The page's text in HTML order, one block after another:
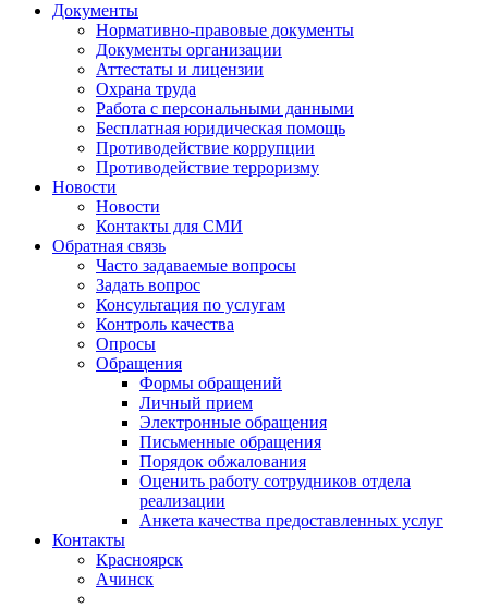
Документы
Нормативно-правовые документы
Документы организации
Аттестаты и лицензии
Охрана труда
Работа с персональными данными
Бесплатная юридическая помощь
Противодействие коррупции
Противодействие терроризму
Новости
Новости
Контакты для СМИ
Обратная связь
Часто задаваемые вопросы
Задать вопрос
Консультация по услугам
Контроль качества
Опросы
Обращения
Формы обращений
Личный прием
Электронные обращения
Письменные обращения
Порядок обжалования
Оценить работу сотрудников отдела
реализации
Анкета качества предоставленных услуг
Контакты
Красноярск
Ачинск